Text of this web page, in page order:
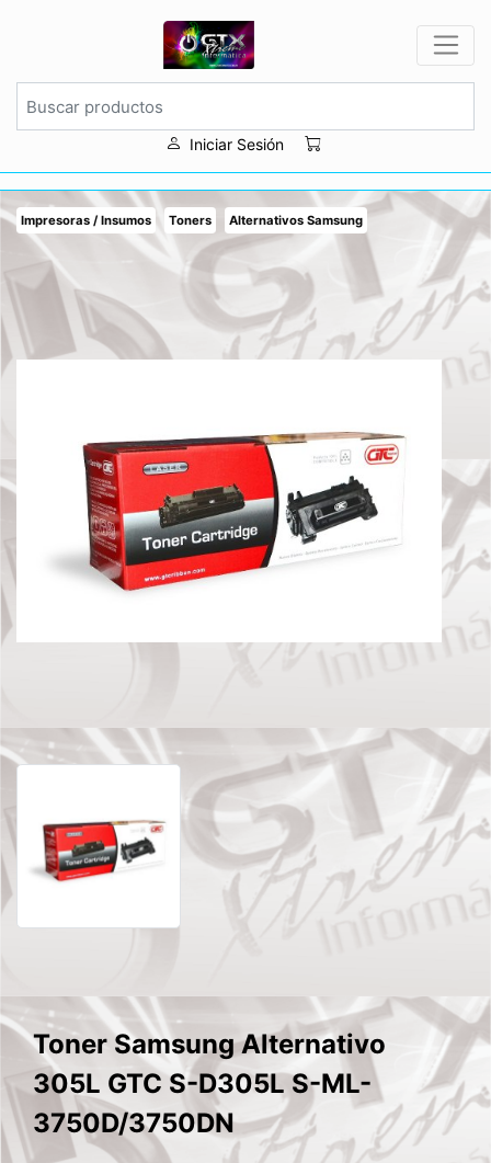
Iniciar Sesión
Impresoras / Insumos Toners Alternativos Samsung
Toner Samsung Alternativo
305L GTC S-D305L S-ML-
3750D/3750DN